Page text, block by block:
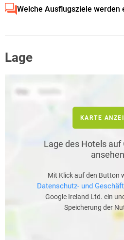
Welche Ausflugsziele werden
Lage
KARTE
Lage des Hotels auf
ansehen.
Mit Klick auf den Button
Datenschutz- und
Google Ireland Ltd. ein
Speicherung der